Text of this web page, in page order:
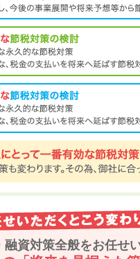
融資対策全般をお任せ